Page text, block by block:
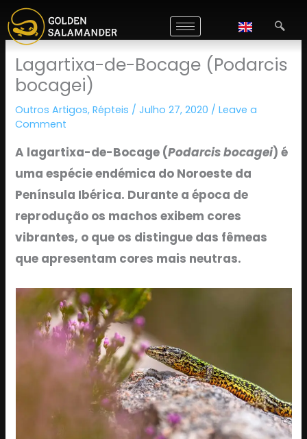
Skip
to
content
Lagartixa-de-Bocage (Podarcis
bocagei)
Outros Artigos,Répteis /Julho 27, 2020 /Leave a
Comment
A lagartixa-de-Bocage (Podarcis bocagei) é
uma espécie endémica do Noroeste da
Península Ibérica. Durante a época de
reprodução os machos exibem cores
vibrantes, o que os distingue das fêmeas
que apresentam cores mais neutras.